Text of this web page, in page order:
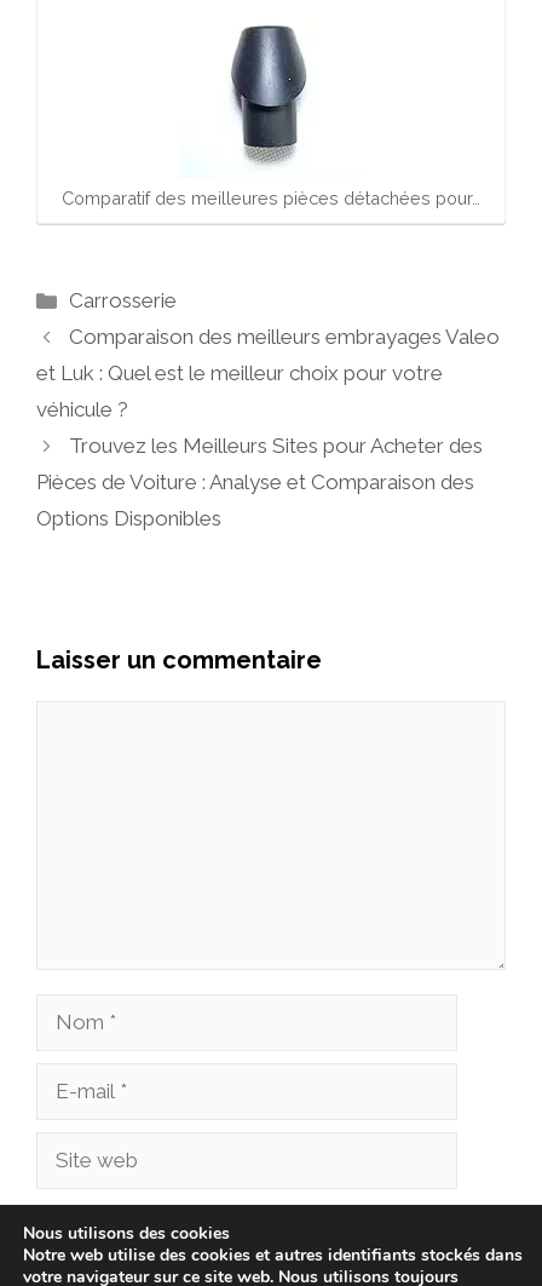
Comparatif des meilleures pièces détachées pour…
Catégories
Carrosserie
Comparaison des meilleurs embrayages Valeo
et Luk : Quel est le meilleur choix pour votre
véhicule ?
Trouvez les Meilleurs Sites pour Acheter des
Pièces de Voiture : Analyse et Comparaison des
Options Disponibles
Laisser un commentaire
Nom
Site
Enregistrer mon nom, mon e-mail et mon site
dans le navigateur pour mon prochain
Nous utilisons des cookies
Notre web utilise des cookies et autres identifiants stockés dans
votre navigateur sur ce site web. Nous utilisons toujours